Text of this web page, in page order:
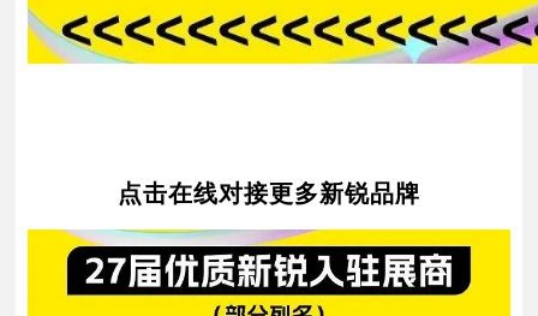
点击在线对接更多新锐品牌